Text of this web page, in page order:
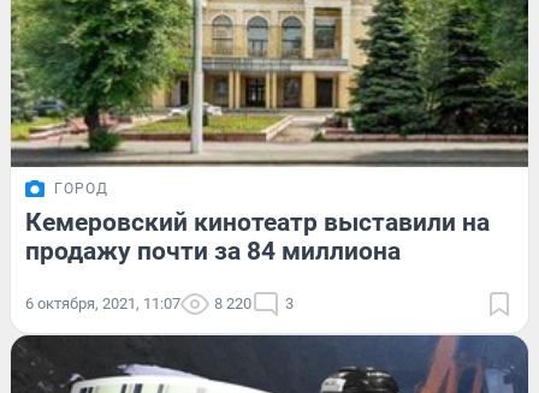
ГОРОД
Кемеровский кинотеатр выставили на
продажу почти за 84 миллиона
6 октября, 2021, 11:07 8 220 3